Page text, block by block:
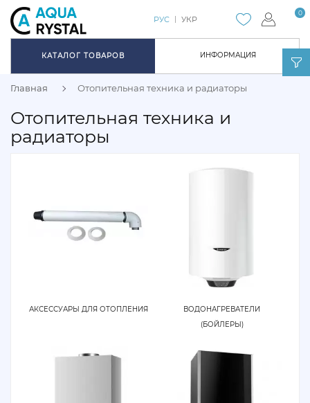
ИНФОРМАЦИЯ
0
РУС УКР
КАТАЛОГ ТОВАРОВ
Главная Отопительная техника и радиаторы
Отопительная техника и
радиаторы
АКСЕССУАРЫ ДЛЯ ОТОПЛЕНИЯ
ВОДОНАГРЕВАТЕЛИ
(БОЙЛЕРЫ)